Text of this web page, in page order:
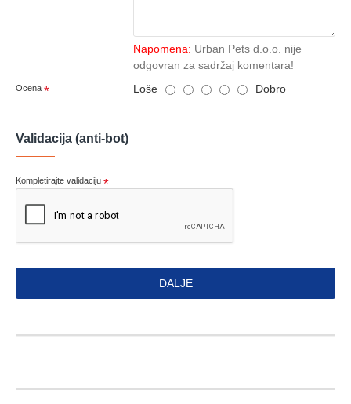
Napomena: Urban Pets d.o.o. nije
odgovran za sadržaj komentara!
Ocena Loše Dobro
Validacija (anti-bot)
Kompletirajte validaciju
DALJE